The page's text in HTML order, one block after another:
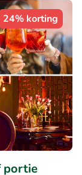
24% korting
portie